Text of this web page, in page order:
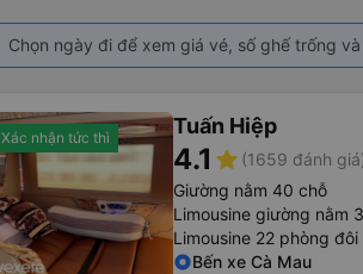
Chọn ngày đi để xem giá vé, số ghế trống
Xác nhận tức thì Tuấn Hiệp
4.1 star (1659 đánh
Giường nằm 40 chỗ
Limousine giường nằm
Limousine 22 phòng đôi
Bến xe Cà Mau